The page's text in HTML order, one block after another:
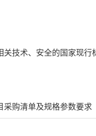
关技术、安全的国家现行
采购清单及规格参数要求